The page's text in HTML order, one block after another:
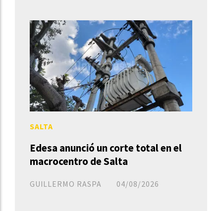
Edesa anunció un corte total en el
macrocentro de Salta
GUILLERMO RASPA
SALTA
04/08/2026